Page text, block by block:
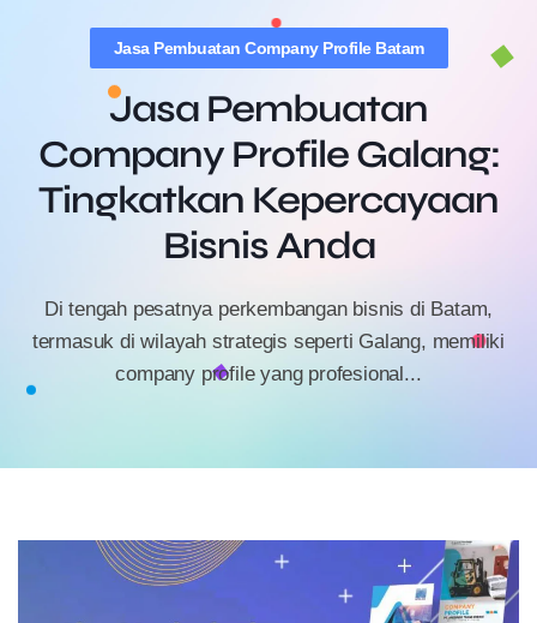
Jasa Pembuatan Company Profile Batam
Jasa Pembuatan
Company Profile Galang:
Tingkatkan Kepercayaan
Bisnis Anda
Di tengah pesatnya perkembangan bisnis di Batam,
termasuk di wilayah strategis seperti Galang, memiliki
company profile yang profesional...